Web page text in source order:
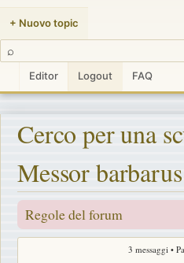
+ Nuovo topic
⌕
Editor Logout FAQ
Cerco per una
Messor barbarus
Regole del forum
3 messaggi •